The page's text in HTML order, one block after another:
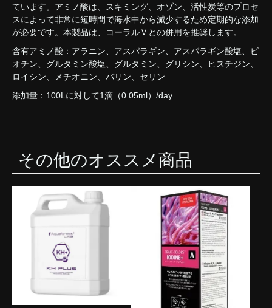
ています。アミノ酸は、スキミング、オゾン、活性炭等のプロセ
スによって非常に短時間で海水中から減少するため定期的な添加
が必要です。本製品は、コーラルＶとの併用を推奨します。
含有アミノ酸：アラニン、アスパラギン、アスパラギン酸塩、ビ
オチン、グルタミン酸塩、グルタミン、グリシン、ヒスチジン、
ロイシン、メチオニン、バリン、セリン
添加量：100Lに対して1滴（0.05ml）/day
その他のオススメ商品